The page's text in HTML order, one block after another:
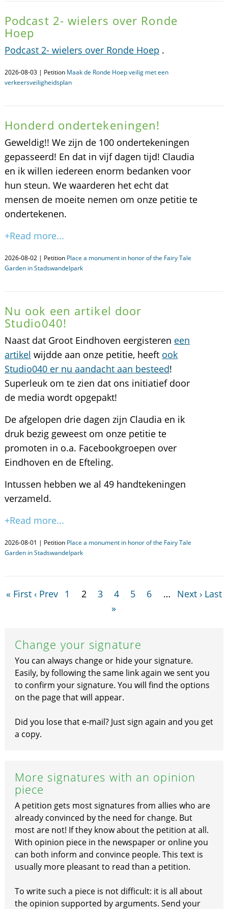
Podcast 2- wielers over Ronde
Hoep
Podcast 2- wielers over Ronde Hoep .
2026-08-03 | Petition Maak de Ronde Hoep veilig met een
verkeersveiligheidsplan
Honderd ondertekeningen!
Geweldig!! We zijn de 100 ondertekeningen
gepasseerd! En dat in vijf dagen tijd! Claudia
en ik willen iedereen enorm bedanken voor
hun steun. We waarderen het echt dat
mensen de moeite nemen om onze petitie te
ondertekenen.
+Read more...
2026-08-02 | Petition Place a monument in honor of the Fairy Tale
Garden in Stadswandelpark
Nu ook een artikel door
Studio040!
Naast dat Groot Eindhoven eergisteren een
artikel wijdde aan onze petitie, heeft ook
Studio040 er nu aandacht aan besteed!
Superleuk om te zien dat ons initiatief door
de media wordt opgepakt!
De afgelopen drie dagen zijn Claudia en ik
druk bezig geweest om onze petitie te
promoten in o.a. Facebookgroepen over
Eindhoven en de Efteling.
Intussen hebben we al 49 handtekeningen
verzameld.
+Read more...
2026-08-01 | Petition Place a monument in honor of the Fairy Tale
Garden in Stadswandelpark
« First ‹ Prev 1 2 3 4 5 6 … Next › Last
»
Change your signature
You can always change or hide your signature.
Easily, by following the same link again we sent you
to confirm your signature. You will find the options
on the page that will appear.
Did you lose that e-mail? Just sign again and you get
a copy.
More signatures with an opinion
piece
A petition gets most signatures from allies who are
already convinced by the need for change. But
most are not! If they know about the petition at all.
With opinion piece in the newspaper or online you
can both inform and convince people. This text is
usually more pleasant to read than a petition.
To write such a piece is not difficult: it is all about
the opinion supported by arguments. Send your